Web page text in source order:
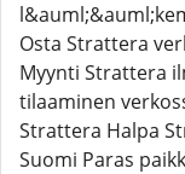
Osta Strattera
Myynti Strattera
tilaaminen
Strattera Halpa
Suomi Paras